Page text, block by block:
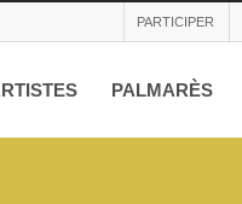
PARTICIPER
PALMARÈS